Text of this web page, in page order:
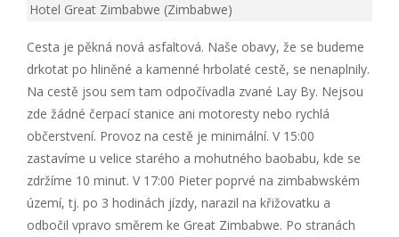
Hotel Great Zimbabwe (Zimbabwe)
Cesta je pěkná nová asfaltová. Naše obavy, že se budeme
drkotat po hliněné a kamenné hrbolaté cestě, se nenaplnily.
Na cestě jsou sem tam odpočívadla zvané Lay By. Nejsou
zde žádné čerpací stanice ani motoresty nebo rychlá
občerstvení. Provoz na cestě je minimální. V 15:00
zastavíme u velice starého a mohutného baobabu, kde se
zdržíme 10 minut. V 17:00 Pieter poprvé na zimbabwském
území, tj. po 3 hodinách jízdy, narazil na křižovatku a
odbočil vpravo směrem ke Great Zimbabwe. Po stranách